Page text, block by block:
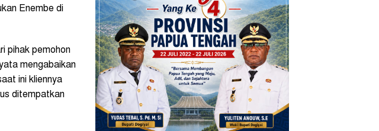
Enembe di
pihak pemohon
mengabaikan
ini kliennya
ditempatkan